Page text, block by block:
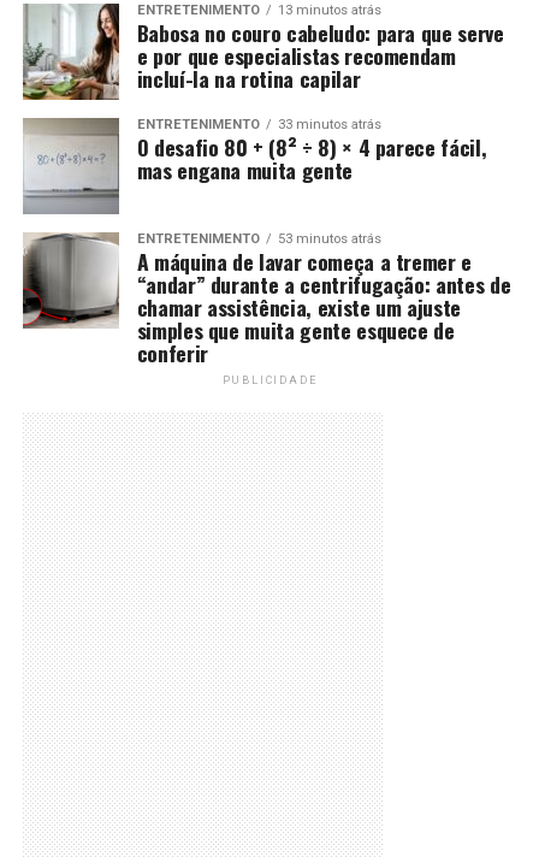
ENTRETENIMENTO 13 minutos atrás
Babosa no couro cabeludo: para que serve
e por que especialistas recomendam
incluí-la na rotina capilar
ENTRETENIMENTO 33 minutos atrás
O desafio 80 + (8² ÷ 8) × 4 parece fácil,
mas engana muita gente
ENTRETENIMENTO 53 minutos atrás
A máquina de lavar começa a tremer e
“andar” durante a centrifugação: antes de
chamar assistência, existe um ajuste
simples que muita gente esquece de
conferir
PUBLICIDADE